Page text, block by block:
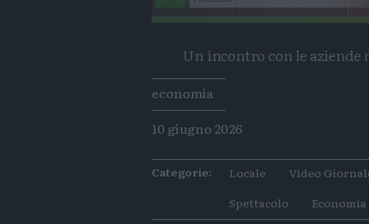
Un incontro con le
Tags
economia
10 giugno 2026
Categorie: Locale Video
Spettacolo
Economia